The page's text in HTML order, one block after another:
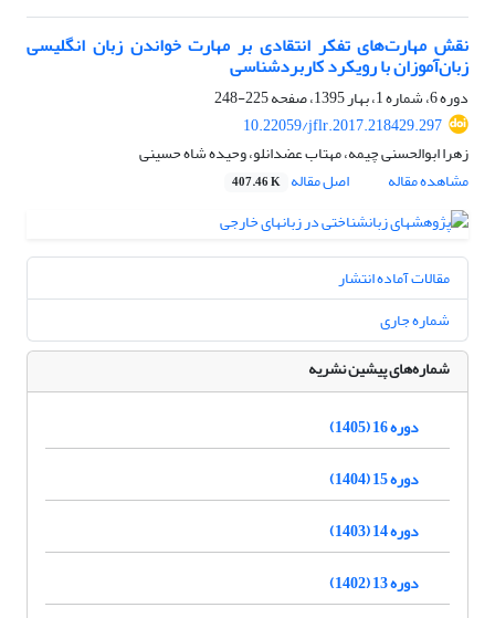
نقش مهارت‌های تفکر انتقادی بر مهارت خواندن زبان انگلیسی
زبان‌آموزان با رویکرد کاربردشناسی
دوره 6، شماره 1، بهار 1395، صفحه
225-248
10.22059/jflr.2017.218429.297
زهرا ابوالحسنی چیمه، مهتاب عضدانلو، وحیده شاه حسینی
مشاهده مقاله
اصل مقاله 407.46 K
مقالات آماده انتشار
شماره جاری
شماره‌های پیشین نشریه
دوره 16 (1405)
دوره 15 (1404)
دوره 14 (1403)
دوره 13 (1402)